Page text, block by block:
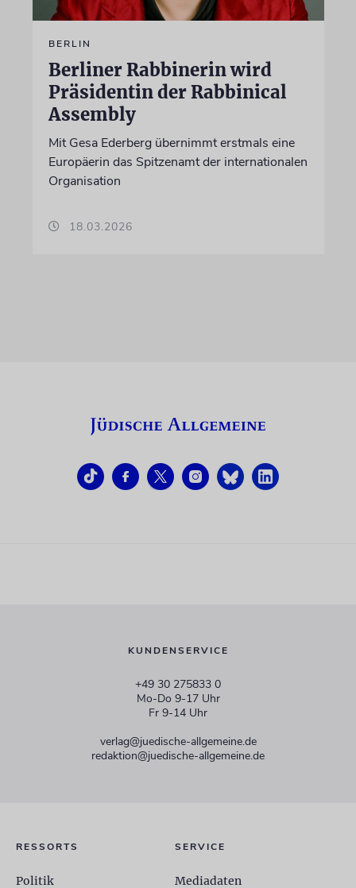
BERLIN
Berliner Rabbinerin wird
Präsidentin der Rabbinical
Assembly
Mit Gesa Ederberg übernimmt erstmals eine
Europäerin das Spitzenamt der internationalen
Organisation
18.03.2026
KUNDENSERVICE
+49 30 275833 0
Mo-Do 9-17 Uhr
Fr 9-14 Uhr
verlag@juedische-allgemeine.de
redaktion@juedische-allgemeine.de
RESSORTS
Politik
SERVICE
Mediadaten